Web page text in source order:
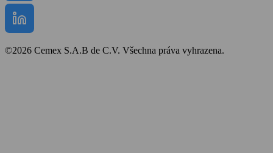
©2026 Cemex S.A.B de C.V. Všechna práva vyhrazena.